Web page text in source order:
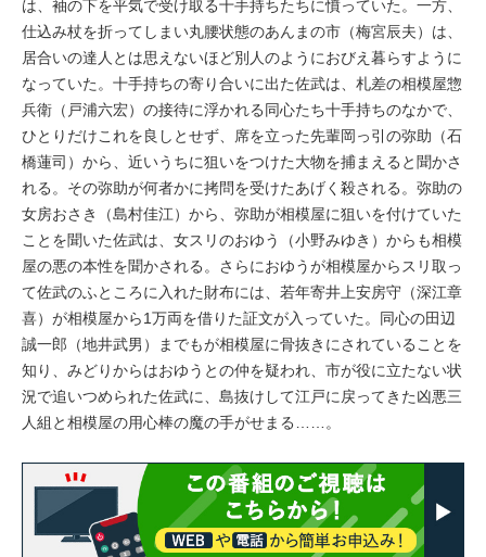
は、袖の下を平気で受け取る十手持ちたちに憤っていた。一方、
仕込み杖を折ってしまい丸腰状態のあんまの市（梅宮辰夫）は、
居合いの達人とは思えないほど別人のようにおびえ暮らすように
なっていた。十手持ちの寄り合いに出た佐武は、札差の相模屋惣
兵衛（戸浦六宏）の接待に浮かれる同心たち十手持ちのなかで、
ひとりだけこれを良しとせず、席を立った先輩岡っ引の弥助（石
橋蓮司）から、近いうちに狙いをつけた大物を捕まえると聞かさ
れる。その弥助が何者かに拷問を受けたあげく殺される。弥助の
女房おさき（島村佳江）から、弥助が相模屋に狙いを付けていた
ことを聞いた佐武は、女スリのおゆう（小野みゆき）からも相模
屋の悪の本性を聞かされる。さらにおゆうが相模屋からスリ取っ
て佐武のふところに入れた財布には、若年寄井上安房守（深江章
喜）が相模屋から1万両を借りた証文が入っていた。同心の田辺
誠一郎（地井武男）までもが相模屋に骨抜きにされていることを
知り、みどりからはおゆうとの仲を疑われ、市が役に立たない状
況で追いつめられた佐武に、島抜けして江戸に戻ってきた凶悪三
人組と相模屋の用心棒の魔の手がせまる……。